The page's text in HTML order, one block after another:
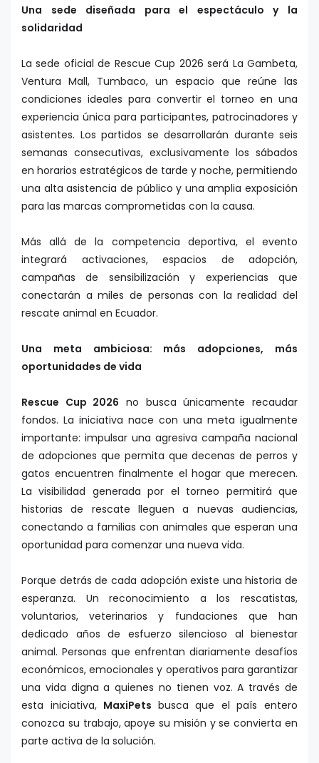
Una sede diseñada para el espectáculo y la
solidaridad
La sede oficial de Rescue Cup 2026 será La Gambeta,
Ventura Mall, Tumbaco, un espacio que reúne las
condiciones ideales para convertir el torneo en una
experiencia única para participantes, patrocinadores y
asistentes. Los partidos se desarrollarán durante seis
semanas consecutivas, exclusivamente los sábados
en horarios estratégicos de tarde y noche, permitiendo
una alta asistencia de público y una amplia exposición
para las marcas comprometidas con la causa.
Más allá de la competencia deportiva, el evento
integrará activaciones, espacios de adopción,
campañas de sensibilización y experiencias que
conectarán a miles de personas con la realidad del
rescate animal en Ecuador.
Una meta ambiciosa: más adopciones, más
oportunidades de vida
Rescue Cup 2026 no busca únicamente recaudar
fondos. La iniciativa nace con una meta igualmente
importante: impulsar una agresiva campaña nacional
de adopciones que permita que decenas de perros y
gatos encuentren finalmente el hogar que merecen.
La visibilidad generada por el torneo permitirá que
historias de rescate lleguen a nuevas audiencias,
conectando a familias con animales que esperan una
oportunidad para comenzar una nueva vida.
Porque detrás de cada adopción existe una historia de
esperanza. Un reconocimiento a los rescatistas,
voluntarios, veterinarios y fundaciones que han
dedicado años de esfuerzo silencioso al bienestar
animal. Personas que enfrentan diariamente desafíos
económicos, emocionales y operativos para garantizar
una vida digna a quienes no tienen voz. A través de
esta iniciativa, MaxiPets busca que el país entero
conozca su trabajo, apoye su misión y se convierta en
parte activa de la solución.